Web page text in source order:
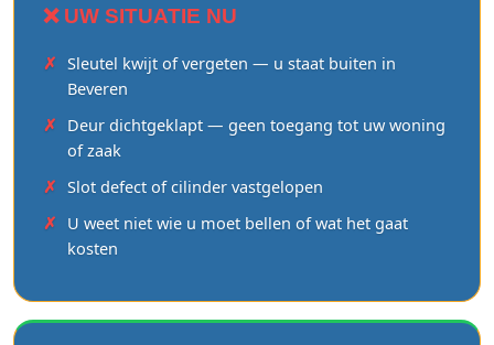
❌ UW SITUATIE NU
Sleutel kwijt of vergeten — u staat buiten in
Beveren
Deur dichtgeklapt — geen toegang tot uw woning
of zaak
Slot defect of cilinder vastgelopen
U weet niet wie u moet bellen of wat het gaat
kosten